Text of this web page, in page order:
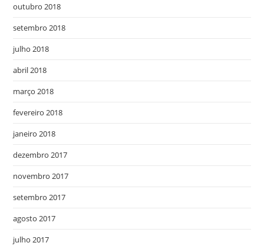
outubro 2018
setembro 2018
julho 2018
abril 2018
março 2018
fevereiro 2018
janeiro 2018
dezembro 2017
novembro 2017
setembro 2017
agosto 2017
julho 2017